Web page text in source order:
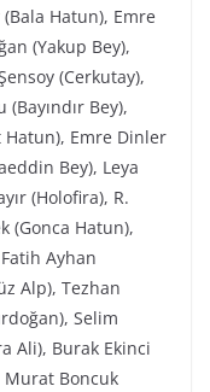
Hatun), Emre
(Yakup Bey),
(Cerkutay),
Bey),
Hatun), Emre Dinler
Bey), Leya
(Holofira), R.
(Gonca Hatun),
Ayhan
Alp), Tezhan
Selim
Ali), Burak Ekinci
Murat Boncuk